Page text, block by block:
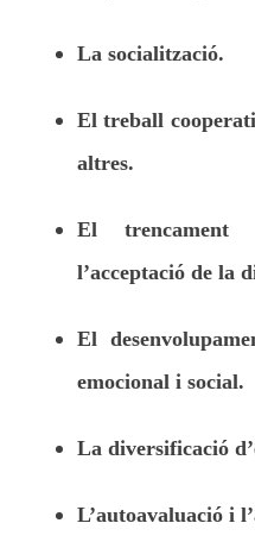
La socialització.
El treball
altres.
El trencament
l’acceptació de la
El
emocional i social.
La diversificació
L’autoavaluació i